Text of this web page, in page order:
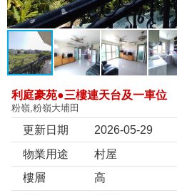
利庭豪苑●三樓連天台及一車位
粉嶺,粉嶺大埔田
更新日期
2026-05-29
物業用途
村屋
樓層
高